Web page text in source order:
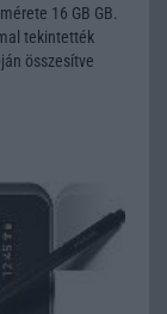
16 GB GB.
tekintették
összesítve